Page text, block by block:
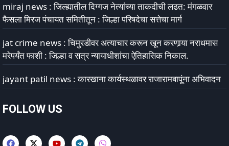
miraj news : जिल्ह्यातील दिग्गज नेत्यांच्या ताकदीची लढत: मंगळवार
फैसला मिरज पंचायत समितीतून : जिल्हा परिषदेचा सत्तेचा मार्ग
jat crime news : चिमुरडीवर अत्याचार करून खून करणार्‍या नराधमास
मरेपर्यंत फाशी : जिल्हा व सत्र न्यायाधीशांचा ऐतिहासिक निकाल.
jayant patil news : कारखाना कार्यस्थळावर राजारामबापूंना अभिवादन
FOLLOW US